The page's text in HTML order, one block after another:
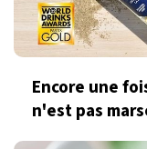
Encore une
n'est pas